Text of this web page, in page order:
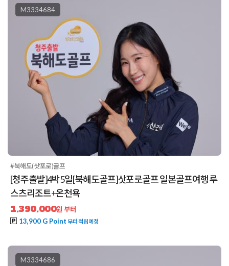
M3334684
#북해도(삿포로)골프
[청주출발]4박5일[북해도골프]삿포로골프 일본골프여행 루
스츠리조트+온천욕
1,390,000원 부터
13,900 G Point 부터 적립예정
M3334686